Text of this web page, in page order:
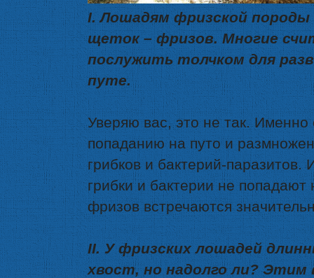
I. Лошадям фризской
щеток – фризов. Многие
послужить толчком для
путе.
Уверяю вас, это не так. Именно
попаданию на путо и
грибков и бактерий-
грибки и бактерии не
фризов встречаются
II. У фризских лошадей
хвост, но надолго ли? Этим